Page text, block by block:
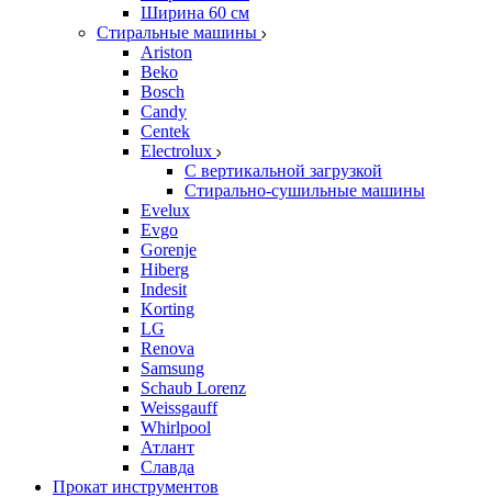
Ширина 60 см
Стиральные машины
Ariston
Beko
Bosch
Candy
Centek
Electrolux
С вертикальной загрузкой
Стирально-сушильные машины
Evelux
Evgo
Gorenje
Hiberg
Indesit
Korting
LG
Renova
Samsung
Schaub Lorenz
Weissgauff
Whirlpool
Атлант
Славда
Прокат инструментов